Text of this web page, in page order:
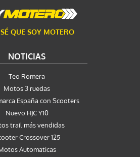
QUE SOY MOTERO
NOTICIAS
Teo Romera
Motos 3 ruedas
España con Scooters
Nuevo HJC Y10
trail más vendidas
Crossover 125
Automaticas